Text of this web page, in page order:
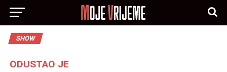
SHOW
ODUSTAO JE